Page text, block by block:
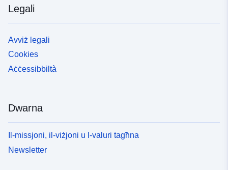
Legali
Avviż legali
Cookies
Aċċessibbiltà
Dwarna
Il-missjoni, il-viżjoni u l-valuri tagħna
Newsletter